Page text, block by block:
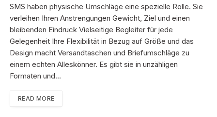
SMS haben physische Umschläge eine spezielle Rolle. Sie
verleihen Ihren Anstrengungen Gewicht, Ziel und einen
bleibenden Eindruck Vielseitige Begleiter für jede
Gelegenheit Ihre Flexibilität in Bezug auf Größe und das
Design macht Versandtaschen und Briefumschläge zu
einem echten Alleskönner. Es gibt sie in unzähligen
Formaten und…
READ MORE